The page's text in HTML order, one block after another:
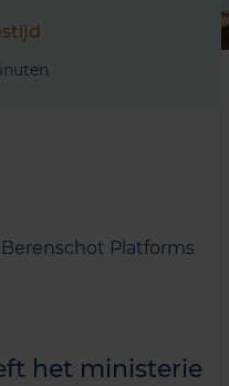
Berenschot Platforms
het ministerie